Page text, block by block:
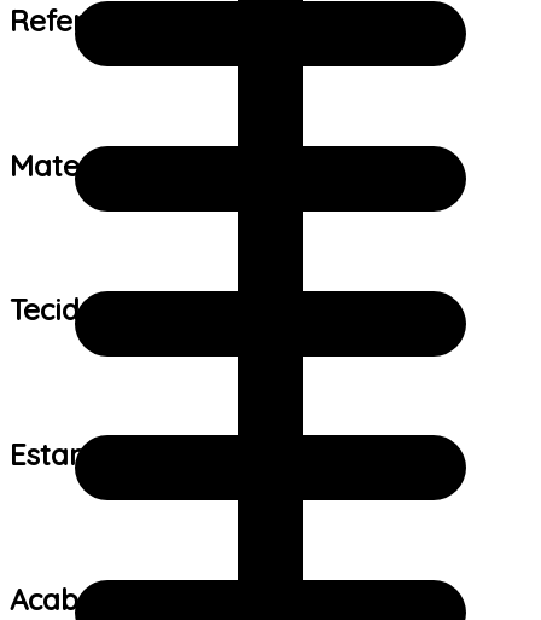
Referência de tamanho:
Material:
Tecido:
Estampa:
Acabamento: